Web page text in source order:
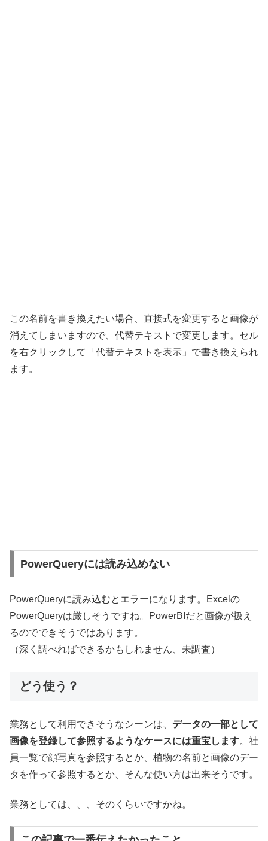
この名前を書き換えたい場合、直接式を変更すると画像が
消えてしまいますので、代替テキストで変更します。セル
を右クリックして「代替テキストを表示」で書き換えられ
ます。
PowerQueryには読み込めない
PowerQueryに読み込むとエラーになります。Excelの
PowerQueryは厳しそうですね。PowerBIだと画像が扱え
るのでできそうではあります。
（深く調べればできるかもしれません、未調査）
どう使う？
業務として利用できそうなシーンは、 データの一部として
画像を登録して参照するようなケースには重宝します。社
員一覧で顔写真を参照するとか、植物の名前と画像のデー
タを作って参照するとか、そんな使い方は出来そうです。
業務としては、、、そのくらいですかね。